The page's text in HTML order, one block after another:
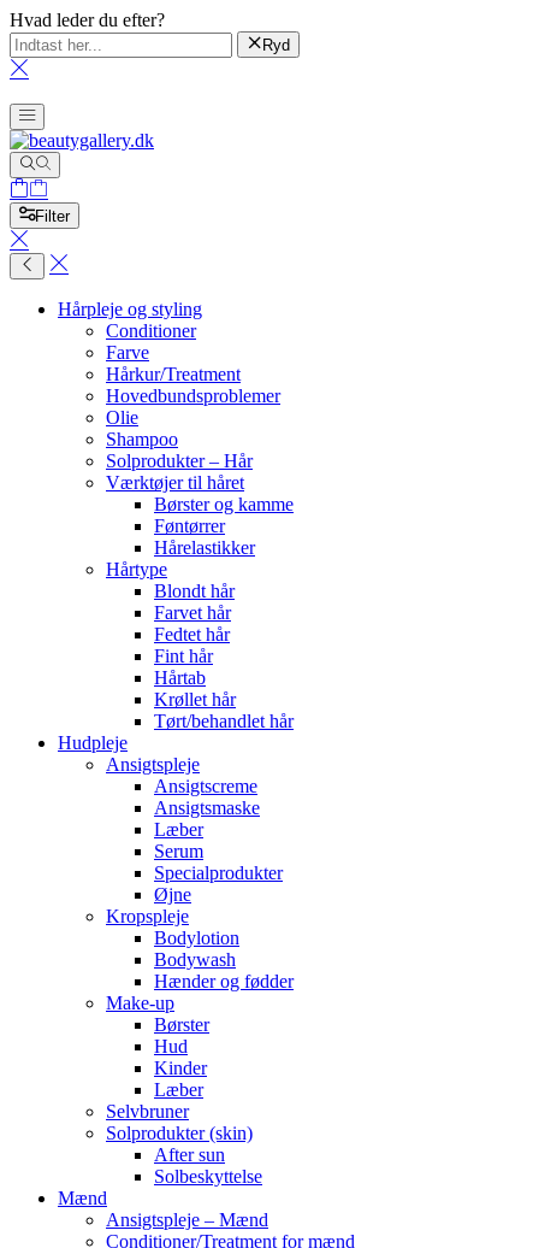
Hvad leder du efter?
Ryd
Filter
Hårpleje og styling
Conditioner
Farve
Hårkur/Treatment
Hovedbundsproblemer
Olie
Shampoo
Solprodukter – Hår
Værktøjer til håret
Børster og kamme
Føntørrer
Hårelastikker
Hårtype
Blondt hår
Farvet hår
Fedtet hår
Fint hår
Hårtab
Krøllet hår
Tørt/behandlet hår
Hudpleje
Ansigtspleje
Ansigtscreme
Ansigtsmaske
Læber
Serum
Specialprodukter
Øjne
Kropspleje
Bodylotion
Bodywash
Hænder og fødder
Make-up
Børster
Hud
Kinder
Læber
Selvbruner
Solprodukter (skin)
After sun
Solbeskyttelse
Mænd
Ansigtspleje – Mænd
Conditioner/Treatment for mænd